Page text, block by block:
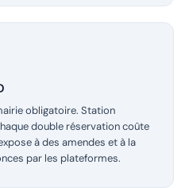
obligatoire. Station
double réservation coûte
à des amendes et à la
par les plateformes.